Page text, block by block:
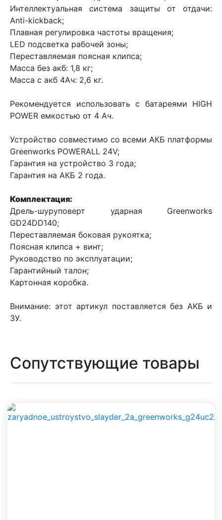
Интеллектуальная система защиты от отдачи:
Anti-kickback;
Плавная регулировка частоты вращения;
LED подсветка рабочей зоны;
Переставляемая поясная клипса;
Масса без акб: 1,8 кг;
Масса с акб 4Ач: 2,6 кг.
Рекомендуется использовать с батареями HIGH
POWER емкостью от 4 Ач.
Устройство совместимо со всеми АКБ платформы
Greenworks POWERALL 24V;
Гарантия на устройство 3 года;
Гарантия на АКБ 2 года.
Комплектация:
Дрель-шуруповерт ударная Greenworks
GD24DD140;
Переставляемая боковая рукоятка;
Поясная клипса + винт;
Руководство по эксплуатации;
Гарантийный талон;
Картонная коробка.
Внимание: этот артикул поставляется без АКБ и
ЗУ.
Сопутствующие товары